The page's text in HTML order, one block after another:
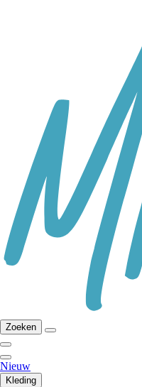
Zoeken
Nieuw
Kleding